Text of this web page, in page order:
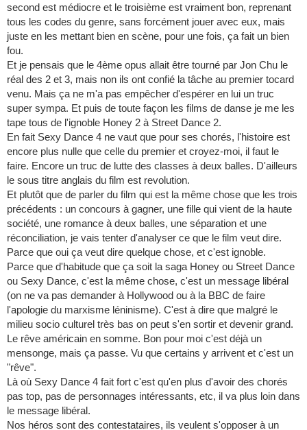
second est médiocre et le troisième est vraiment bon, reprenant
tous les codes du genre, sans forcément jouer avec eux, mais
juste en les mettant bien en scène, pour une fois, ça fait un bien
fou.
Et je pensais que le 4ème opus allait être tourné par Jon Chu le
réal des 2 et 3, mais non ils ont confié la tâche au premier tocard
venu. Mais ça ne m'a pas empêcher d'espérer en lui un truc
super sympa. Et puis de toute façon les films de danse je me les
tape tous de l'ignoble Honey 2 à Street Dance 2.
En fait Sexy Dance 4 ne vaut que pour ses chorés, l'histoire est
encore plus nulle que celle du premier et croyez-moi, il faut le
faire. Encore un truc de lutte des classes à deux balles. D'ailleurs
le sous titre anglais du film est revolution.
Et plutôt que de parler du film qui est la même chose que les trois
précédents : un concours à gagner, une fille qui vient de la haute
société, une romance à deux balles, une séparation et une
réconciliation, je vais tenter d'analyser ce que le film veut dire.
Parce que oui ça veut dire quelque chose, et c'est ignoble.
Parce que d'habitude que ça soit la saga Honey ou Street Dance
ou Sexy Dance, c'est la même chose, c'est un message libéral
(on ne va pas demander à Hollywood ou à la BBC de faire
l'apologie du marxisme léninisme). C'est à dire que malgré le
milieu socio culturel très bas on peut s'en sortir et devenir grand.
Le rêve américain en somme. Bon pour moi c'est déjà un
mensonge, mais ça passe. Vu que certains y arrivent et c'est un
"rêve".
Là où Sexy Dance 4 fait fort c'est qu'en plus d'avoir des chorés
pas top, pas de personnages intéressants, etc, il va plus loin dans
le message libéral.
Nos héros sont des contestataires, ils veulent s'opposer à un